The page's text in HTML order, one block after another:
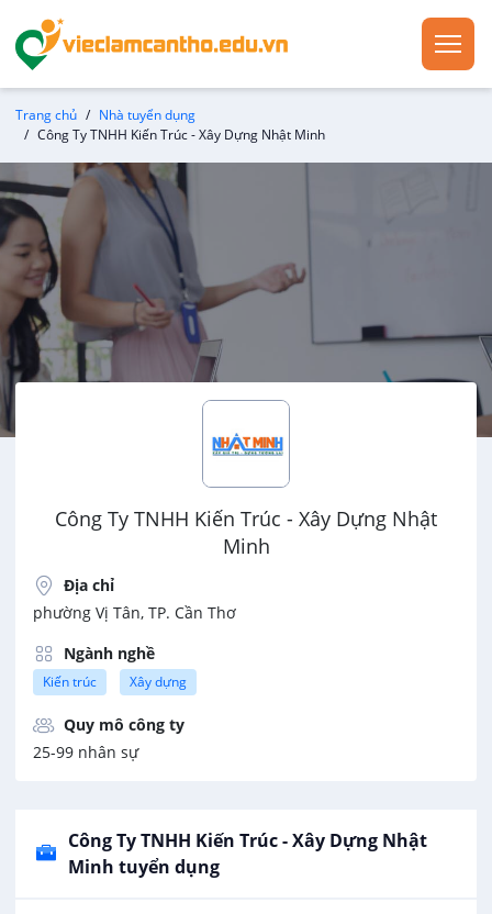
Trang chủ
Nhà tuyển dụng
Công Ty TNHH Kiến Trúc - Xây Dựng Nhật Minh
Công Ty TNHH Kiến Trúc - Xây Dựng Nhật
Minh
Địa chỉ
phường Vị Tân, TP. Cần Thơ
Ngành nghề
Kiến trúc Xây dựng
Quy mô công ty
25-99 nhân sự
Công Ty TNHH Kiến Trúc - Xây Dựng Nhật
Minh tuyển dụng